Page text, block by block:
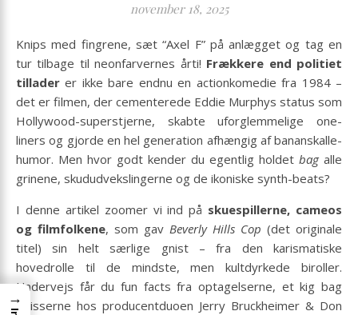
november 18, 2025
Knips med fingrene, sæt “Axel F” på anlægget og tag en
tur tilbage til neonfarvernes årti! Frækkere end politiet
tillader er ikke bare endnu en actionkomedie fra 1984 –
det er filmen, der cementerede Eddie Murphys status som
Hollywood-superstjerne, skabte uforglemmelige one-
liners og gjorde en hel generation afhængig af bananskalle-
humor. Men hvor godt kender du egentlig holdet bagalle
grinene, skududvekslingerne og de ikoniske synth-beats?
I denne artikel zoomer vi ind på skuespillerne, cameos
og filmfolkene, som gav Beverly Hills Cop (det originale
titel) sin helt særlige gnist – fra den karismatiske
hovedrolle til de mindste, men kultdyrkede biroller.
Undervejs får du fun facts fra optagelserne, et kig bag
kulisserne hos producentduoen Jerry Bruckheimer & Don
→